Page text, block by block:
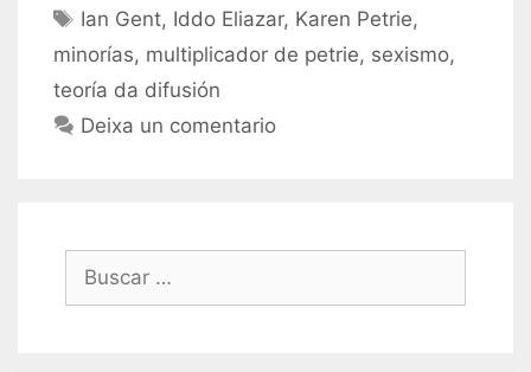
Etiquetas
Ian Gent, Iddo Eliazar, Karen Petrie,
minorías, multiplicador de petrie, sexismo,
teoría da difusión
Deixa un comentario